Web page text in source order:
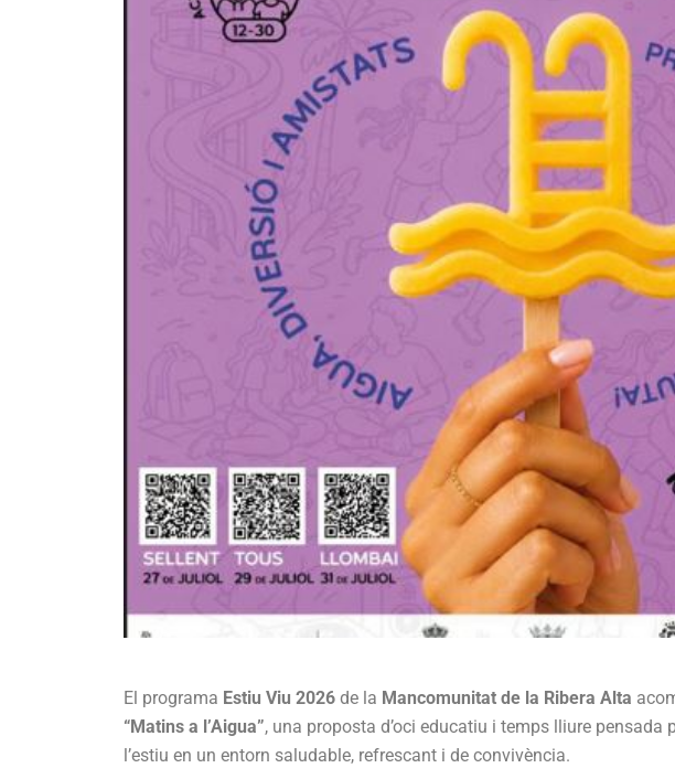
El programa Estiu Viu 2026 de la Mancomunitat de la Ribera Alta
“Matins a l’Aigua”, una proposta d’oci educatiu i temps lliure pensada
l’estiu en un entorn saludable, refrescant i de convivència.